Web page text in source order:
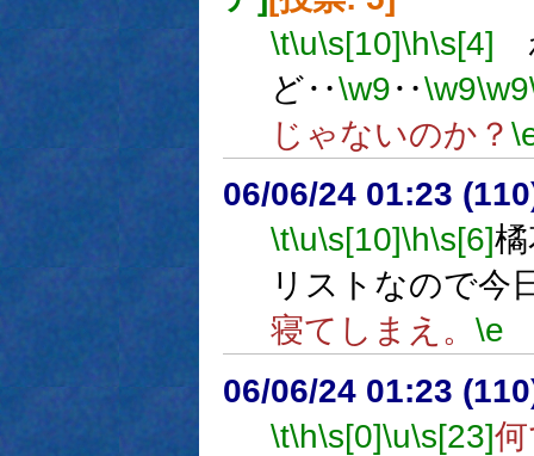
\t\u\s[10]\h\s[4]
ど‥\w9‥\w9\w9
じゃないのか？
06/06/24 01:23
\t\u\s[10]\h\s[6]
リストなので今
寝てしまえ。 \e
06/06/24 01:23
\t\h\s[0]\u\s[23]